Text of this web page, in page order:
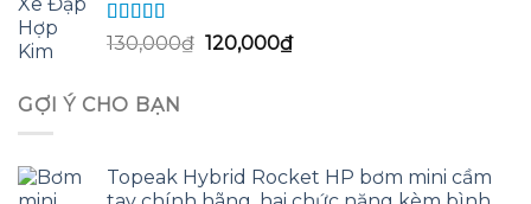
Được xếp
hạng
5
130,000₫ Giá
120,000₫Giá
GỢI Ý CHO BẠN
Topeak Hybrid Rocket HP bơm mini cầm